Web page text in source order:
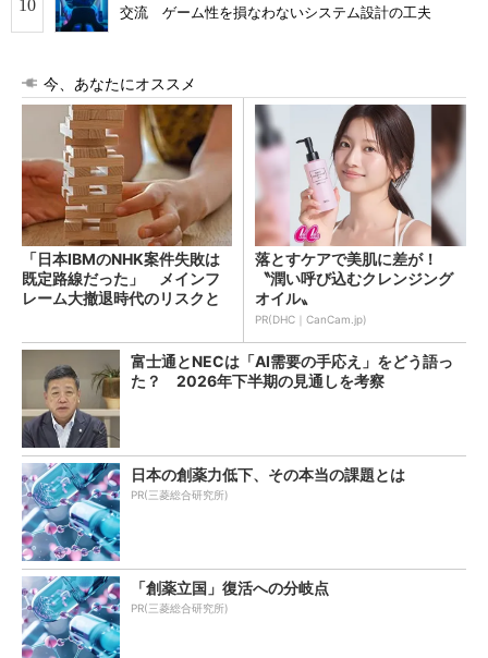
交流 ゲーム性を損なわないシステム設計の工夫
今、あなたにオススメ
「日本IBMのNHK案件失敗は
既定路線だった」 メインフ
レーム大撤退時代のリスクと
落とすケアで美肌に差が！
〝潤い呼び込むクレンジング
オイル〟
PR(DHC｜CanCam.jp)
富士通とNECは「AI需要の手応え」をどう語っ
た？ 2026年下半期の見通しを考察
日本の創薬力低下、その本当の課題とは
PR(三菱総合研究所)
「創薬立国」復活への分岐点
PR(三菱総合研究所)